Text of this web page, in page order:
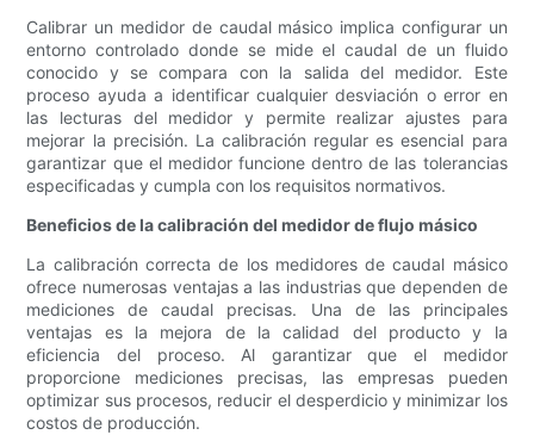
Calibrar un medidor de caudal másico implica configurar un
entorno controlado donde se mide el caudal de un fluido
conocido y se compara con la salida del medidor. Este
proceso ayuda a identificar cualquier desviación o error en
las lecturas del medidor y permite realizar ajustes para
mejorar la precisión. La calibración regular es esencial para
garantizar que el medidor funcione dentro de las tolerancias
especificadas y cumpla con los requisitos normativos.
Beneficios de la calibración del medidor de flujo másico
La calibración correcta de los medidores de caudal másico
ofrece numerosas ventajas a las industrias que dependen de
mediciones de caudal precisas. Una de las principales
ventajas es la mejora de la calidad del producto y la
eficiencia del proceso. Al garantizar que el medidor
proporcione mediciones precisas, las empresas pueden
optimizar sus procesos, reducir el desperdicio y minimizar los
costos de producción.